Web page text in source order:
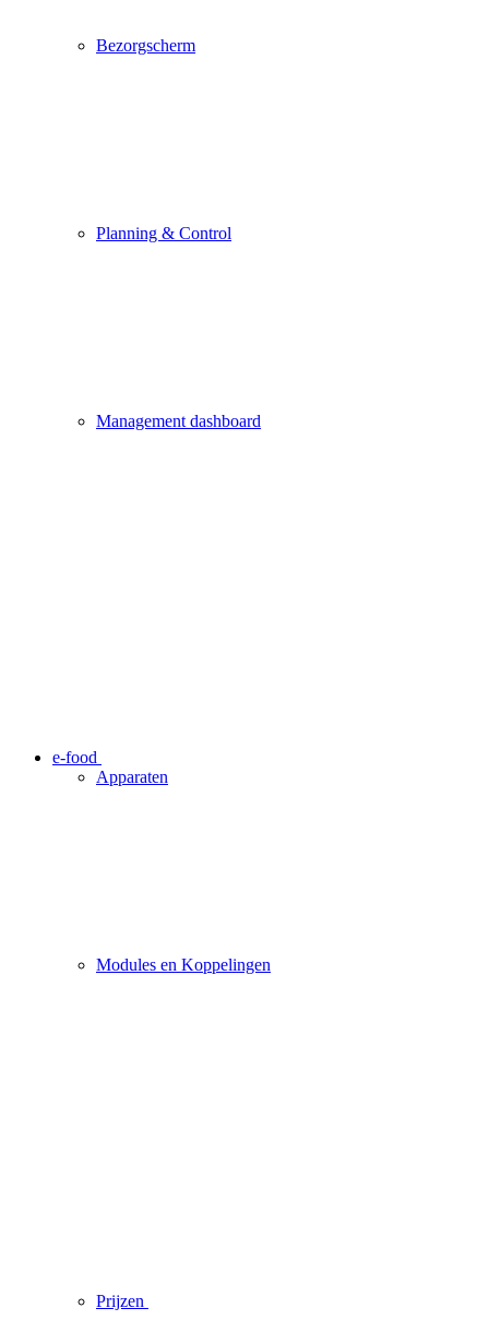
Bezorgscherm
Planning & Control
Management dashboard
e-food
Apparaten
Modules en Koppelingen
Prijzen